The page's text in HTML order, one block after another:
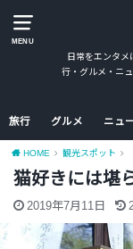
MENU
日常をエンタ
行・グルメ・ニ
旅行 グルメ ニュ
HOME 観光スポット
猫好きには堪
2019年7月11日